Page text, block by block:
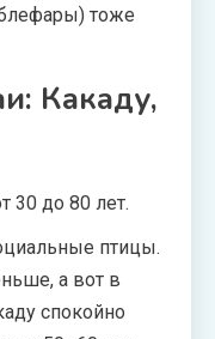
тоже
Какаду,
30 до 80 лет.
птицы.
а вот в
спокойно